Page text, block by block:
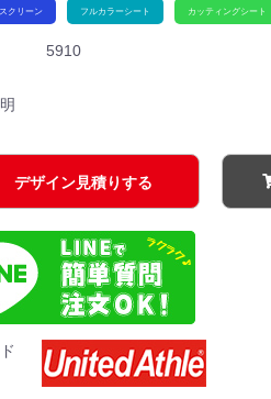
クリーン フルカラーシート カッティングシート
5910
デザイン見積りする